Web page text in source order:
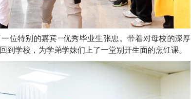
位特别的嘉宾—优秀毕业生张忠。带着对母校的深厚
到学校，为学弟学妹们上了一堂别开生面的烹饪课。